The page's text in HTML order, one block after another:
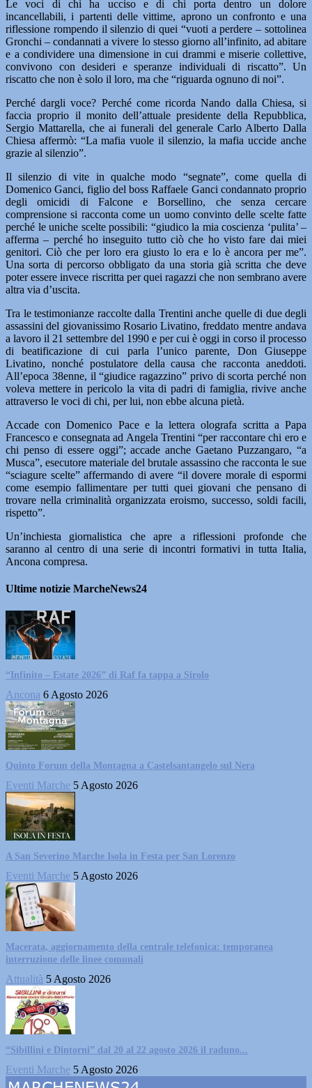
Le voci di chi ha ucciso e di chi porta dentro un dolore
incancellabili, i partenti delle vittime, aprono un confronto e una
riflessione rompendo il silenzio di quei “vuoti a perdere – sottolinea
Gronchi – condannati a vivere lo stesso giorno all’infinito, ad abitare
e a condividere una dimensione in cui drammi e miserie collettive,
convivono con desideri e speranze individuali di riscatto”. Un
riscatto che non è solo il loro, ma che “riguarda ognuno di noi”.
Perché dargli voce? Perché come ricorda Nando dalla Chiesa, si
faccia proprio il monito dell’attuale presidente della Repubblica,
Sergio Mattarella, che ai funerali del generale Carlo Alberto Dalla
Chiesa affermò: “La mafia vuole il silenzio, la mafia uccide anche
grazie al silenzio”.
Il silenzio di vite in qualche modo “segnate”, come quella di
Domenico Ganci, figlio del boss Raffaele Ganci condannato proprio
degli omicidi di Falcone e Borsellino, che senza cercare
comprensione si racconta come un uomo convinto delle scelte fatte
perché le uniche scelte possibili: “giudico la mia coscienza ‘pulita’ –
afferma – perché ho inseguito tutto ciò che ho visto fare dai miei
genitori. Ciò che per loro era giusto lo era e lo è ancora per me”.
Una sorta di percorso obbligato da una storia già scritta che deve
poter essere invece riscritta per quei ragazzi che non sembrano avere
altra via d’uscita.
Tra le testimonianze raccolte dalla Trentini anche quelle di due degli
assassini del giovanissimo Rosario Livatino, freddato mentre andava
a lavoro il 21 settembre del 1990 e per cui è oggi in corso il processo
di beatificazione di cui parla l’unico parente, Don Giuseppe
Livatino, nonché postulatore della causa che racconta aneddoti.
All’epoca 38enne, il “giudice ragazzino” privo di scorta perché non
voleva mettere in pericolo la vita di padri di famiglia, rivive anche
attraverso le voci di chi, per lui, non ebbe alcuna pietà.
Accade con Domenico Pace e la lettera olografa scritta a Papa
Francesco e consegnata ad Angela Trentini “per raccontare chi ero e
chi penso di essere oggi”; accade anche Gaetano Puzzangaro, “a
Musca”, esecutore materiale del brutale assassino che racconta le sue
“sciagure scelte” affermando di avere “il dovere morale di espormi
come esempio fallimentare per tutti quei giovani che pensano di
trovare nella criminalità organizzata eroismo, successo, soldi facili,
rispetto”.
Un’inchiesta giornalistica che apre a riflessioni profonde che
saranno al centro di una serie di incontri formativi in tutta Italia,
Ancona compresa.
Ultime notizie MarcheNews24
“Infinito – Estate 2026” di Raf fa tappa a Sirolo
Ancona 6 Agosto 2026
Quinto Forum della Montagna a Castelsantangelo sul Nera
Eventi Marche 5 Agosto 2026
A San Severino Marche Isola in Festa per San Lorenzo
Eventi Marche 5 Agosto 2026
Macerata, aggiornamento della centrale telefonica: temporanea
interruzione delle linee comunali
Attualità 5 Agosto 2026
“Sibillini e Dintorni” dal 20 al 22 agosto 2026 il raduno...
Eventi Marche 5 Agosto 2026